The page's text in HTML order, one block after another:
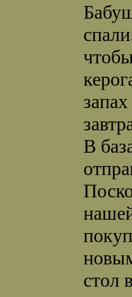
В
стол